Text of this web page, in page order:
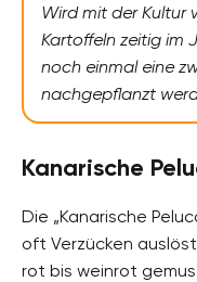
Wird mit der Kultur
Kartoffeln zeitig im
noch einmal eine
nachgepflanzt
Kanarische
Die „Kanarische
oft Verzücken
rot bis weinrot